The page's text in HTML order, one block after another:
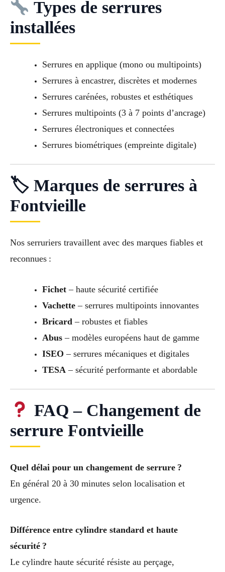
Types de serrures
installées
Serrures en applique (mono ou multipoints)
Serrures à encastrer, discrètes et modernes
Serrures carénées, robustes et esthétiques
Serrures multipoints (3 à 7 points d’ancrage)
Serrures électroniques et connectées
Serrures biométriques (empreinte digitale)
🏷 Marques de serrures à
Fontvieille
Nos serruriers travaillent avec des marques fiables et
reconnues :
Fichet– haute sécurité certifiée
Vachette– serrures multipoints innovantes
Bricard – robustes et fiables
Abus– modèles européens haut de gamme
ISEO – serrures mécaniques et digitales
TESA – sécurité performante et abordable
FAQ – Changement de
serrure Fontvieille
Quel délai pour un changement de serrure ?
En général 20 à 30 minutes selon localisation et
urgence.
Différence entre cylindre standard et haute
sécurité ?
Le cylindre haute sécurité résiste au perçage,